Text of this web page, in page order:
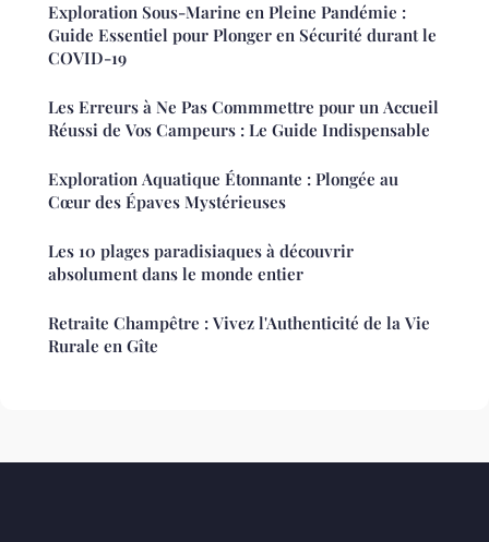
Exploration Sous-Marine en Pleine Pandémie :
Guide Essentiel pour Plonger en Sécurité durant le
COVID-19
Les Erreurs à Ne Pas Commmettre pour un Accueil
Réussi de Vos Campeurs : Le Guide Indispensable
Exploration Aquatique Étonnante : Plongée au
Cœur des Épaves Mystérieuses
Les 10 plages paradisiaques à découvrir
absolument dans le monde entier
Retraite Champêtre : Vivez l'Authenticité de la Vie
Rurale en Gîte